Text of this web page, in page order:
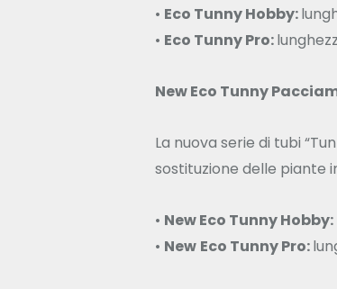
• Eco Tunny Hobby:
• Eco Tunny Pro:
New Eco Tunny
La nuova serie di tubi
sostituzione delle piante
• New Eco Tunny Hobby:
• New Eco Tunny Pro: